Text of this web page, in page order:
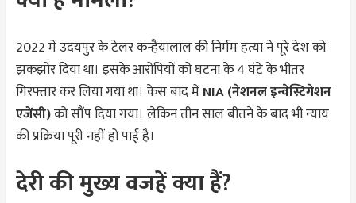
2022 में उदयपुर के टेलर कन्हैयालाल की निर्मम हत्या ने पूरे देश को
झकझोर दिया था। इसके आरोपियों को घटना के 4 घंटे के भीतर
गिरफ्तार कर लिया गया था। केस बाद मेंNIA (नेशनल इन्वेस्टिगेशन
एजेंसी)को सौंप दिया गया। लेकिन तीन साल बीतने के बाद भी न्याय
की प्रक्रिया पूरी नहीं हो पाई है।
देरी की मुख्य वजहें क्या हैं?